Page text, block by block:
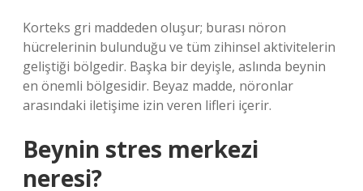
Korteks gri maddeden oluşur; burası nöron
hücrelerinin bulunduğu ve tüm zihinsel aktivitelerin
geliştiği bölgedir. Başka bir deyişle, aslında beynin
en önemli bölgesidir. Beyaz madde, nöronlar
arasındaki iletişime izin veren lifleri içerir.
Beynin stres merkezi
neresi?